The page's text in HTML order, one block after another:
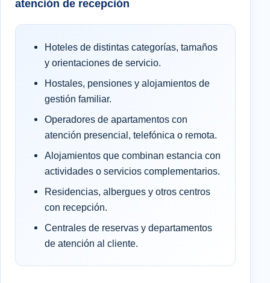
atención de recepción
Hoteles de distintas categorías, tamaños
y orientaciones de servicio.
Hostales, pensiones y alojamientos de
gestión familiar.
Operadores de apartamentos con
atención presencial, telefónica o remota.
Alojamientos que combinan estancia con
actividades o servicios complementarios.
Residencias, albergues y otros centros
con recepción.
Centrales de reservas y departamentos
de atención al cliente.